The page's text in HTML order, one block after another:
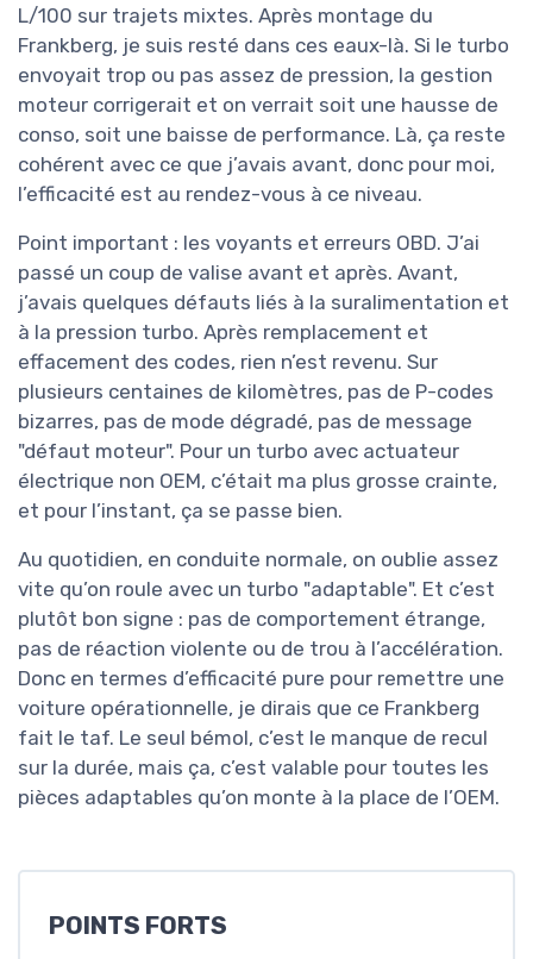
L/100 sur trajets mixtes. Après montage du
Frankberg, je suis resté dans ces eaux-là. Si le turbo
envoyait trop ou pas assez de pression, la gestion
moteur corrigerait et on verrait soit une hausse de
conso, soit une baisse de performance. Là, ça reste
cohérent avec ce que j’avais avant, donc pour moi,
l’efficacité est au rendez-vous à ce niveau.
Point important : les voyants et erreurs OBD. J’ai
passé un coup de valise avant et après. Avant,
j’avais quelques défauts liés à la suralimentation et
à la pression turbo. Après remplacement et
effacement des codes, rien n’est revenu. Sur
plusieurs centaines de kilomètres, pas de P-codes
bizarres, pas de mode dégradé, pas de message
"défaut moteur". Pour un turbo avec actuateur
électrique non OEM, c’était ma plus grosse crainte,
et pour l’instant, ça se passe bien.
Au quotidien, en conduite normale, on oublie assez
vite qu’on roule avec un turbo "adaptable". Et c’est
plutôt bon signe : pas de comportement étrange,
pas de réaction violente ou de trou à l’accélération.
Donc en termes d’efficacité pure pour remettre une
voiture opérationnelle, je dirais que ce Frankberg
fait le taf. Le seul bémol, c’est le manque de recul
sur la durée, mais ça, c’est valable pour toutes les
pièces adaptables qu’on monte à la place de l’OEM.
POINTS FORTS